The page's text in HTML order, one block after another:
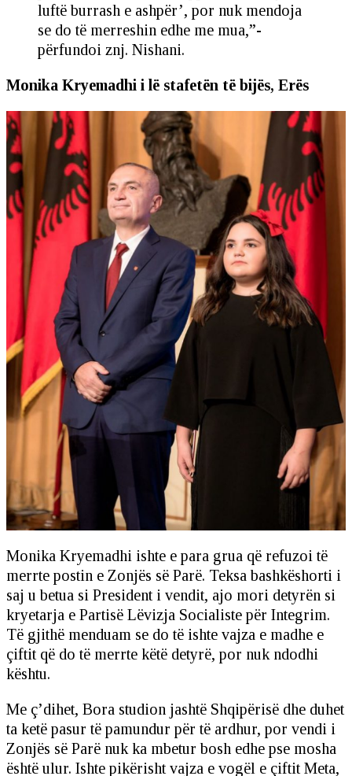
luftë burrash e ashpër’, por nuk mendoja
se do të merreshin edhe me mua,”-
përfundoi znj. Nishani.
Monika Kryemadhi i lë stafetën të bijës, Erës
Monika Kryemadhi ishte e para grua që refuzoi të
merrte postin e Zonjës së Parë. Teksa bashkëshorti i
saj u betua si President i vendit, ajo mori detyrën si
kryetarja e Partisë Lëvizja Socialiste për Integrim.
Të gjithë menduam se do të ishte vajza e madhe e
çiftit që do të merrte këtë detyrë, por nuk ndodhi
kështu.
Me ç’dihet, Bora studion jashtë Shqipërisë dhe duhet
ta ketë pasur të pamundur për të ardhur, por vendi i
Zonjës së Parë nuk ka mbetur bosh edhe pse mosha
është ulur. Ishte pikërisht vajza e vogël e çiftit Meta,